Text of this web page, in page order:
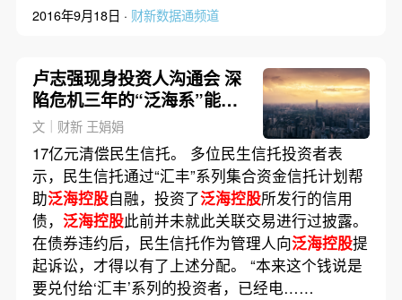
2016年9月18日 · 财新数据通频道
卢志强现身投资人沟通会 深
陷危机三年的“泛海系”能否
破局
文｜财新 王娟娟
17亿元清偿民生信托。 多位民生信托投资者表
示，民生信托通过“汇丰”系列集合资金信托计划帮
助泛海控股自融，投资了泛海控股所发行的信用
债， 泛海控股此前并未就此关联交易进行过披露。
在债券违约后，民生信托作为管理人向泛海控股提
起诉讼，才得以有了上述分配。 “本来这个钱说是
要兑付给‘汇丰’系列的投资者，已经电……